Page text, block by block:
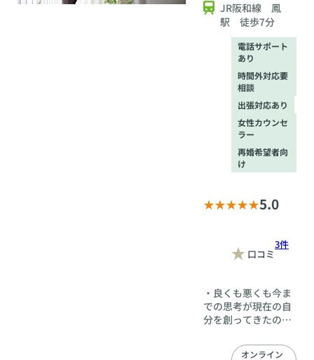
出会いの数ではな
く、安心できる関
係、自然体でいられ
るお相手とのご縁を
丁寧につないでいき
ます。ここに来ると
少し心が軽くなる。
そんな場所でありた
い。キセラ婚活サロ
ンは、あなたらしい
輝く未来へ、やさし
く寄り添い続けま
JR阪和線 鳳
駅 徒歩7分
電話サポート
あり
時間外対応要
相談
出張対応あり
女性カウンセ
ラー
再婚希望者向
け
5.0
口コミ
3件
・良くも悪くも今ま
での思考が現在の自
分を創ってきたので
には【結婚する為の
オンライン